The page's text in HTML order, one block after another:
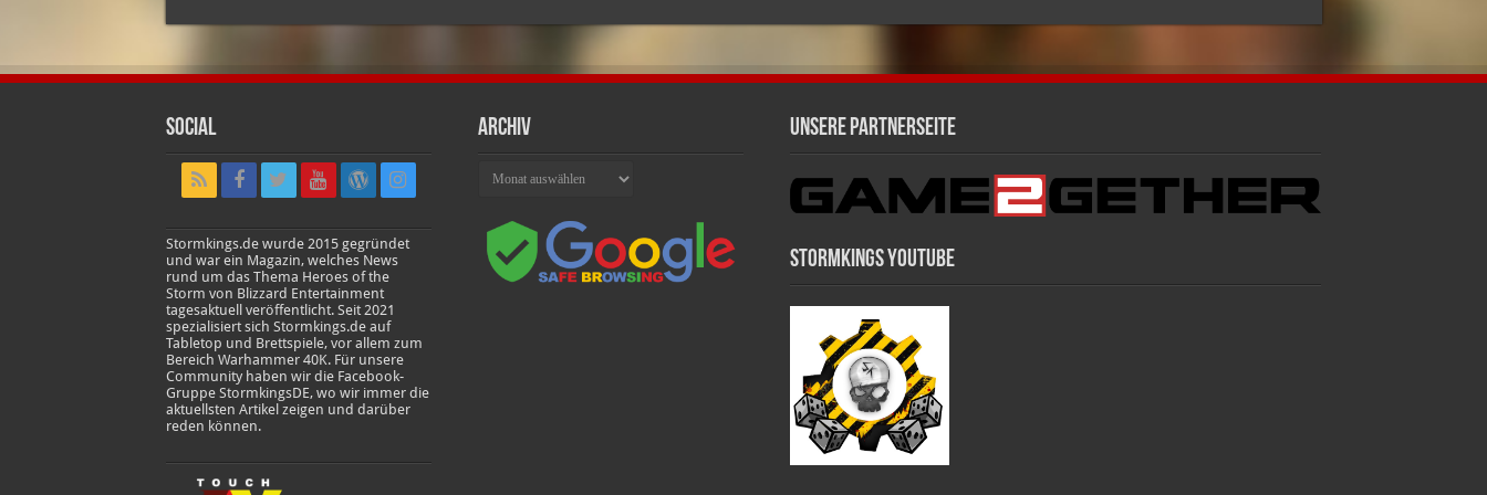
Social
Stormkings.de wurde 2015 gegründet
und war ein Magazin, welches News
rund um das Thema Heroes of the
Storm von Blizzard Entertainment
tagesaktuell veröffentlicht. Seit 2021
spezialisiert sich Stormkings.de auf
Tabletop und Brettspiele, vor allem zum
Bereich Warhammer 40K. Für unsere
Community haben wir die Facebook-
Gruppe StormkingsDE, wo wir immer die
aktuellsten Artikel zeigen und darüber
reden können.
Archiv Unsere Partnerseite
Stormkings Youtube